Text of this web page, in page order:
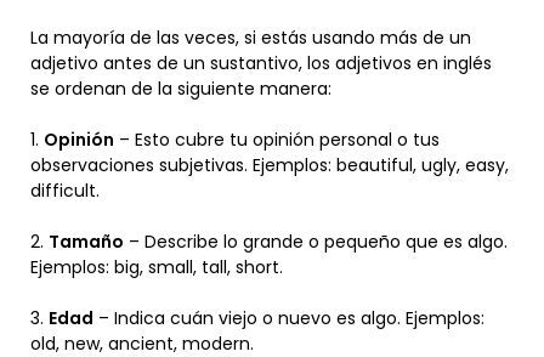
La mayoría de las veces, si estás usando más de un
adjetivo antes de un sustantivo, los adjetivos en inglés
se ordenan de la siguiente manera:
1. Opinión – Esto cubre tu opinión personal o tus
observaciones subjetivas. Ejemplos: beautiful, ugly, easy,
difficult.
2. Tamaño – Describe lo grande o pequeño que es algo.
Ejemplos: big, small, tall, short.
3. Edad – Indica cuán viejo o nuevo es algo. Ejemplos:
old, new, ancient, modern.